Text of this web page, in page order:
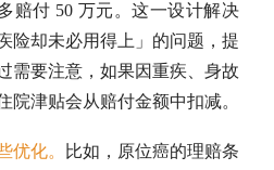
赔付 50 万元。这一设计解决
险却未必用得上」的问题，提
需要注意，如果因重疾、身故
院津贴会从赔付金额中扣减。
优化。 比如，原位癌的理赔条